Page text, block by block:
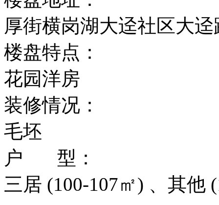
厚街横岗湖大迳社区大迳
楼盘特点：
花园洋房
装修情况：
毛坯
户 型：
三居 (100-107㎡) 、其他